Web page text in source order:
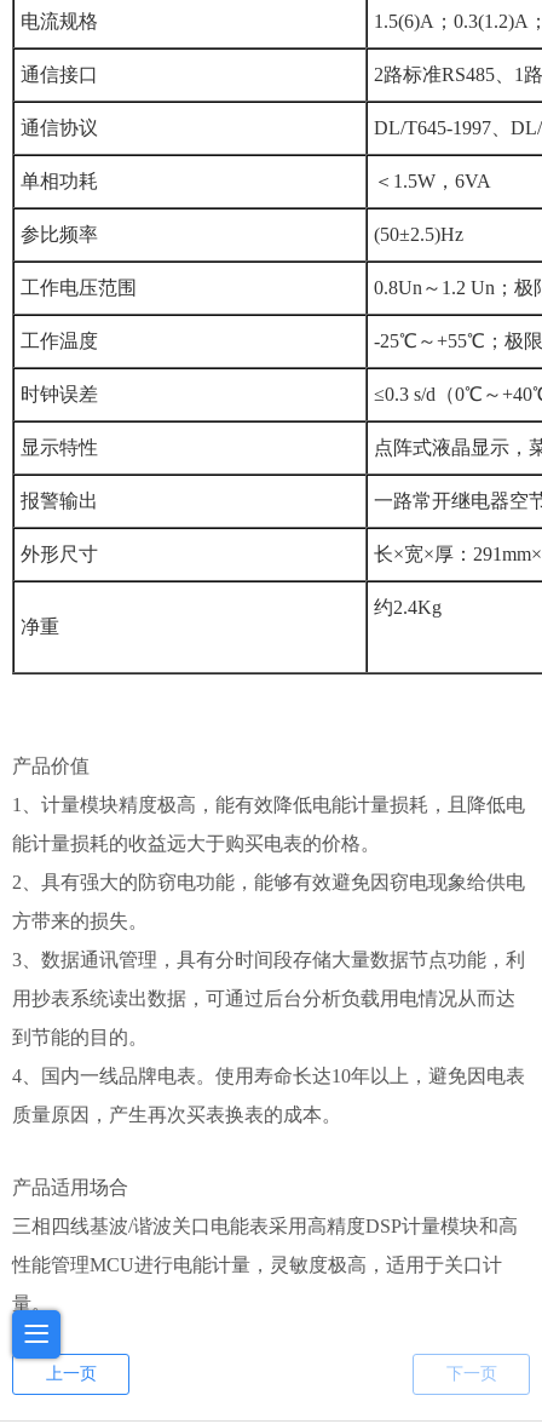
电流规格 1.5(6)A；0.3(1.2)A
通信接口 2路标准RS485、1
通信协议 DL/T645-1997、
单相功耗 ＜1.5W，6VA
参比频率 (50±2.5)Hz
工作电压范围 0.8Un～1.2 Un；
工作温度 -25℃～+55℃；极
时钟误差 ≤0.3 s/d（0℃～
显示特性 点阵式液晶显示，
报警输出 一路常开继电器空
外形尺寸 长×宽×厚：
净重
约2.4Kg
产品价值
1、计量模块精度极高，能有效降低电能计量损耗，且降低电
能计量损耗的收益远大于购买电表的价格。
2、具有强大的防窃电功能，能够有效避免因窃电现象给供电
方带来的损失。
3、数据通讯管理，具有分时间段存储大量数据节点功能，利
用抄表系统读出数据，可通过后台分析负载用电情况从而达
到节能的目的。
4、国内一线品牌电表。使用寿命长达10年以上，避免因电表
质量原因，产生再次买表换表的成本。
产品适用场合
三相四线基波/谐波关口电能表采用高精度DSP计量模块和高
性能管理MCU进行电能计量，灵敏度极高，适用于关口计
量。
上一页 下一页